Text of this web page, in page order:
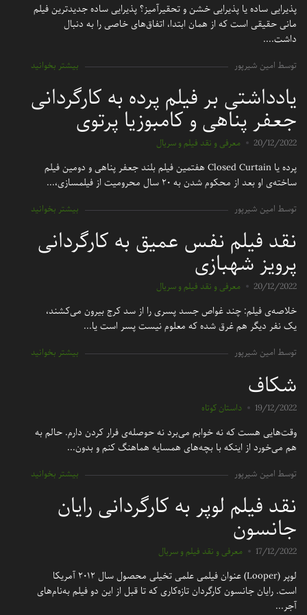
پذیرایی ساده یا پذیرایی خشن و تحقیرآمیز؟ پذیرایی ساده جدیدترین فیلم
مانی حقیقی است که از همان ابتدا، اتفاق‌های خاصی را به دنبال
داشت....
توسط امین شیرپور بیشتر بخوانید
یادداشتی بر فیلم پرده به کارگردانی
جعفر پناهی و کامبوزیا پرتوی
20/12/2022 معرفی و نقد فیلم و سریال
پرده یا Closed Curtain هفتمین فیلم بلند جعفر پناهی و دومین فیلم
ساخته‌ی او بعد از محکوم شدن به ۲۰ سال محرومیت از فیلمسازی،...
توسط امین شیرپور بیشتر بخوانید
نقد فیلم نفس عمیق به کارگردانی
پرویز شهبازی
20/12/2022 معرفی و نقد فیلم و سریال
خلاصه‌ی فیلم: چند غواص جسد پسری را از سد کرج بیرون می‌کشند،
یک نفر دیگر هم غرق شده که معلوم نیست پسر است یا...
توسط امین شیرپور بیشتر بخوانید
شکاف
19/12/2022 داستان کوتاه
وقت‌هایی هست که نه خوابم می‌برد نه حوصله‌ی فرار کردن دارم. حالم به
هم می‌خورد از اینکه با بچه‌های همسایه هماهنگ کنم و بدون...
توسط امین شیرپور بیشتر بخوانید
نقد فیلم لوپر به کارگردانی رایان
جانسون
17/12/2022 معرفی و نقد فیلم و سریال
لوپر (Looper) عنوان فیلمی علمی تخیلی محصول سال ۲۰۱۲ آمریکا
است. رایان جانسون کارگردان تازه‌کاری که تا قبل از این دو فیلم به‌نام‌های
آجر...